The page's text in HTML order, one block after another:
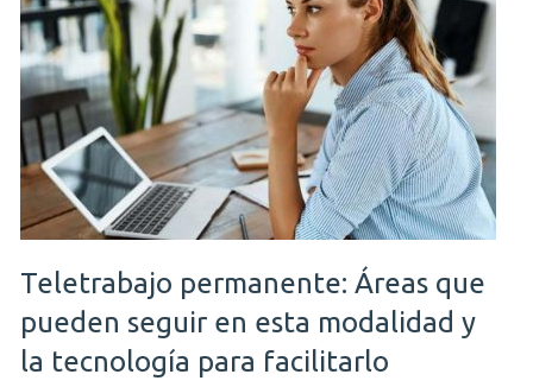
Teletrabajo permanente: Áreas que
pueden seguir en esta modalidad y
la tecnología para facilitarlo